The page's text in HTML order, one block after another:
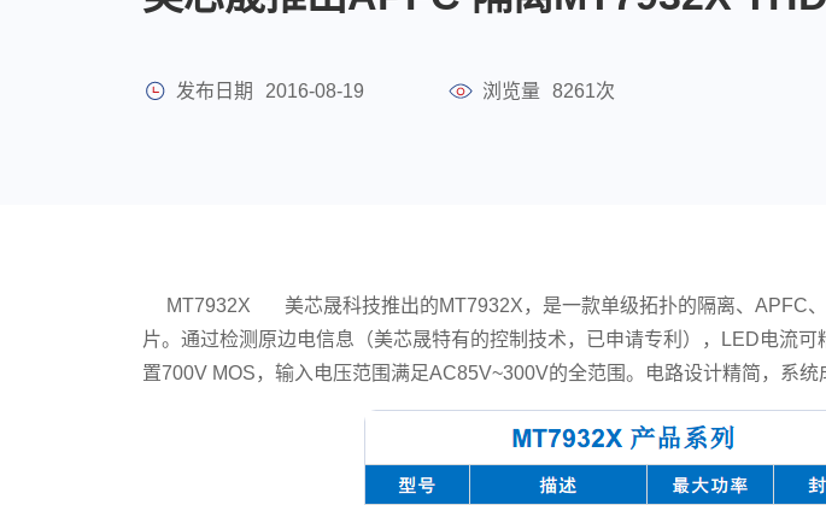
发布日期 2016-08-19 浏览量 8261次
MT7932X 美芯晟科技推出的MT7932X，是一款单级拓扑的隔离、APFC、
片。通过检测原边电信息（美芯晟特有的控制技术，已申请专利），LED电流
置700V MOS，输入电压范围满足AC85V~300V的全范围。电路设计精简，系统